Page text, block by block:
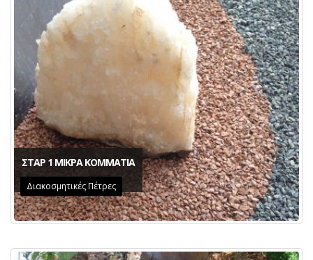
ΣΤΑΡ 1 ΜΙΚΡΑ ΚΟΜΜΑΤΙΑ
Διακοσμητικές Πέτρες